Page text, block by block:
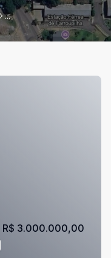
...
R$ 3.000.000,00